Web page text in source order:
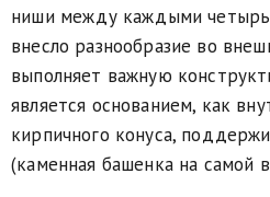
ниши между каждыми
внесло разнообразие во
выполняет важную
является основанием, как
кирпичного конуса,
(каменная башенка на самой